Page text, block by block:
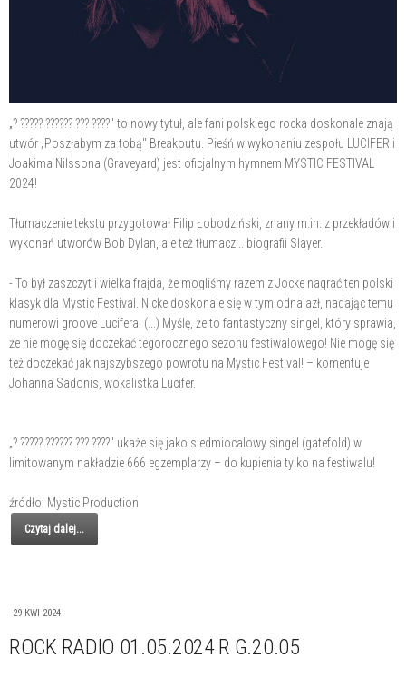
„? ????? ?????? ??? ????" to nowy tytuł, ale fani polskiego rocka doskonale znają
utwór „Poszłabym za tobą" Breakoutu. Pieśń w wykonaniu zespołu LUCIFER i
Joakima Nilssona (Graveyard) jest oficjalnym hymnem MYSTIC FESTIVAL
2024!
Tłumaczenie tekstu przygotował Filip Łobodziński, znany m.in. z przekładów i
wykonań utworów Bob Dylan, ale też tłumacz... biografii Slayer.
- To był zaszczyt i wielka frajda, że mogliśmy razem z Jocke nagrać ten polski
klasyk dla Mystic Festival. Nicke doskonale się w tym odnalazł, nadając temu
numerowi groove Lucifera. (...) Myślę, że to fantastyczny singel, który sprawia,
że nie mogę się doczekać tegorocznego sezonu festiwalowego! Nie mogę się
też doczekać jak najszybszego powrotu na Mystic Festival! – komentuje
Johanna Sadonis, wokalistka Lucifer.
„? ????? ?????? ??? ????" ukaże się jako siedmiocalowy singel (gatefold) w
limitowanym nakładzie 666 egzemplarzy – do kupienia tylko na festiwalu!
źródło: Mystic Production
Czytaj dalej...
29 KWI 2024
ROCK RADIO 01.05.2024 R G.20.05